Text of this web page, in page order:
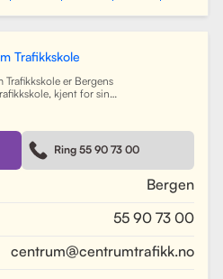
Trafikkskole
Trafikkskole er Bergens
kjent for sin
i alle klasser, og har et
30 dyktige kjørelærere som
i et trygt og vennlig
lokaler i Bergen sentrum,
best mulig til oppkjøring.
en kombinasjon av teori
Ring 55 90 73 00
Bergen
55 90 73 00
centrum@centrumtrafikk.no